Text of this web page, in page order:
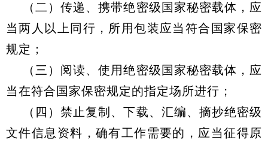
（二）传递、携带绝密级国家秘密载体，应
当两人以上同行，所用包装应当符合国家保密
规定；
（三）阅读、使用绝密级国家秘密载体，应
当在符合国家保密规定的指定场所进行；
（四）禁止复制、下载、汇编、摘抄绝密级
文件信息资料，确有工作需要的，应当征得原